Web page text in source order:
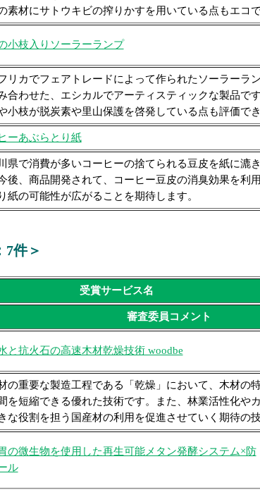
素材にサトウキビの搾りかすを用いている点もエコで
小枝入りソーラーランプ
リカでフェアトレードによって作られたソーラーラ
合わせた、エシカルでアーティスティックな製品で
小枝が脱炭素や里山保護を啓発している点も評価でき
ーあぶらとり紙
県で消費が多いコーヒーの捨てられる豆皮を紙に漉
後、商品開発されて、コーヒー豆皮の消臭効果を利
紙の可能性が広がることを期待します。
7件＞
受賞サービス名
審査委員コメント
と抗火石の高速木材乾燥技術 woodbe
の重要な製造工程である「乾燥」において、木材の
を短縮できる優れた技術です。また、林業活性化や
な役割を担う国産材の利用を促進させていく期待の技
の微生物を使用した再生可能メタン発酵システム×防
ル